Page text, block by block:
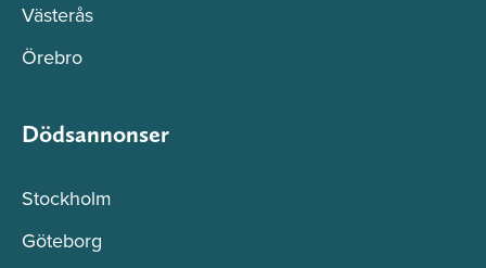
Västerås
Örebro
Dödsannonser
Stockholm
Göteborg